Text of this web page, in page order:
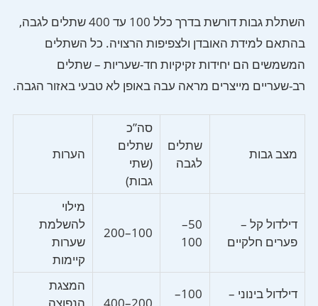
השתלת גבות דורשת בדרך כלל 100 עד 400 שתלים לגבה,
בהתאם למידת האובדן ולצפיפות הרצויה. כל השתלים
המשמשים הם יחידות זקיקיות חד-שעריות – שתלים
רב-שעריים מייצרים מראה עבה באופן לא טבעי באזור הגבה.
מצב גבות
שתלים
לגבה
סה”כ
שתלים
(שתי
גבות)
הערות
דילדול קל –
פערים חלקיים
50–
100
100–200
מילוי
להשלמת
שערות
קיימות
דילדול בינוני –
100–
המצגת